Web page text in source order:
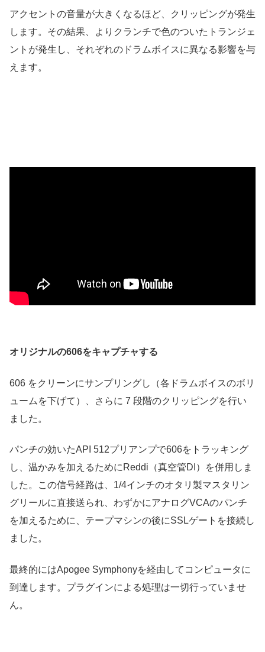
アクセントの音量が大きくなるほど、クリッピングが発生
します。その結果、よりクランチで色のついたトランジェ
ントが発生し、それぞれのドラムボイスに異なる影響を与
えます。
オリジナルの606をキャプチャする
606 をクリーンにサンプリングし（各ドラムボイスのボリ
ュームを下げて）、さらに 7 段階のクリッピングを行い
ました。
パンチの効いたAPI 512プリアンプで606をトラッキング
し、温かみを加えるためにReddi（真空管DI）を併用しま
した。この信号経路は、1/4インチのオタリ製マスタリン
グリールに直接送られ、わずかにアナログVCAのパンチ
を加えるために、テープマシンの後にSSLゲートを接続し
ました。
最終的にはApogee Symphonyを経由してコンピュータに
到達します。プラグインによる処理は一切行っていませ
ん。